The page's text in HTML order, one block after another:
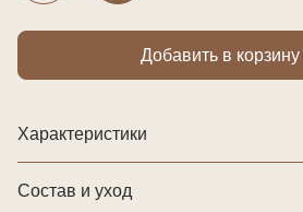
Добавить в корзину
Характеристики
Состав и уход